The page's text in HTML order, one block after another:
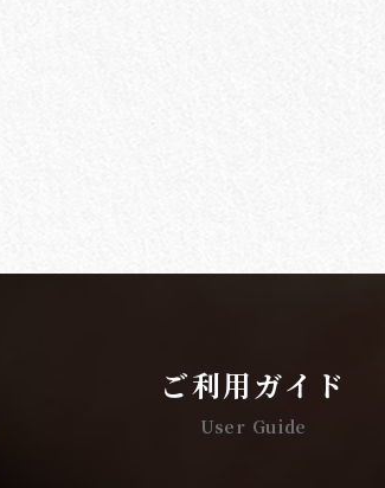
ご利用ガイド
User Guide